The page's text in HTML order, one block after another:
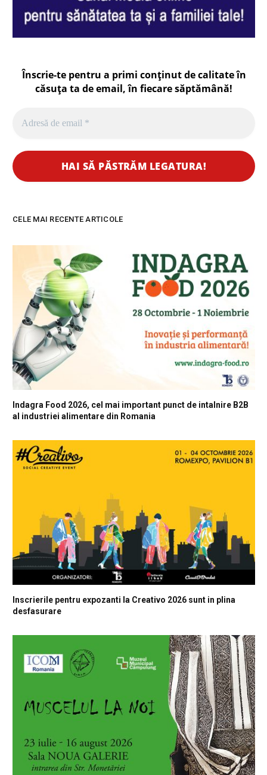
Înscrie-te pentru a primi conținut de calitate în
căsuța ta de email, în fiecaresăptămână!
CELE MAI RECENTE ARTICOLE
Indagra Food 2026, cel mai important punct de intalnire B2B
al industriei alimentare din Romania
Inscrierile pentru expozanti la Creativo 2026 sunt in plina
desfasurare